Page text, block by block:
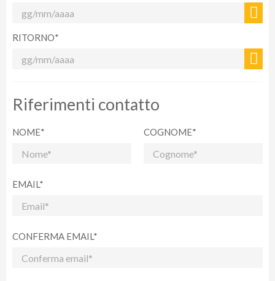
RITORNO*
Riferimenti contatto
NOME* COGNOME*
EMAIL*
CONFERMA EMAIL*